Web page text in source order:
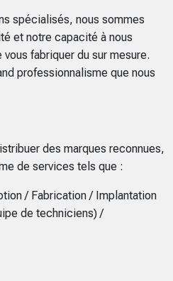
spécialisés, nous sommes
et notre capacité à nous
fabriquer du sur mesure.
professionnalisme que nous
des marques reconnues,
de services tels que :
/ Fabrication / Implantation
de techniciens) /